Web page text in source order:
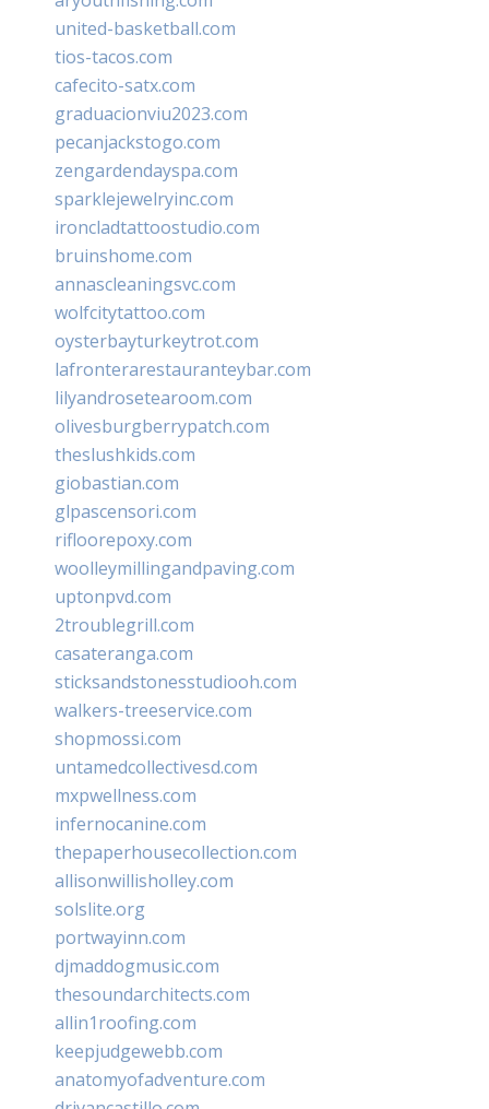
united-basketball.com
tios-tacos.com
cafecito-satx.com
graduacionviu2023.com
pecanjackstogo.com
zengardendayspa.com
sparklejewelryinc.com
ironcladtattoostudio.com
bruinshome.com
annascleaningsvc.com
wolfcitytattoo.com
oysterbayturkeytrot.com
lafronterarestauranteybar.com
lilyandrosetearoom.com
olivesburgberrypatch.com
theslushkids.com
giobastian.com
glpascensori.com
rifloorepoxy.com
woolleymillingandpaving.com
uptonpvd.com
2troublegrill.com
casateranga.com
sticksandstonesstudiooh.com
walkers-treeservice.com
shopmossi.com
untamedcollectivesd.com
mxpwellness.com
infernocanine.com
thepaperhousecollection.com
allisonwillisholley.com
solslite.org
portwayinn.com
djmaddogmusic.com
thesoundarchitects.com
allin1roofing.com
keepjudgewebb.com
anatomyofadventure.com